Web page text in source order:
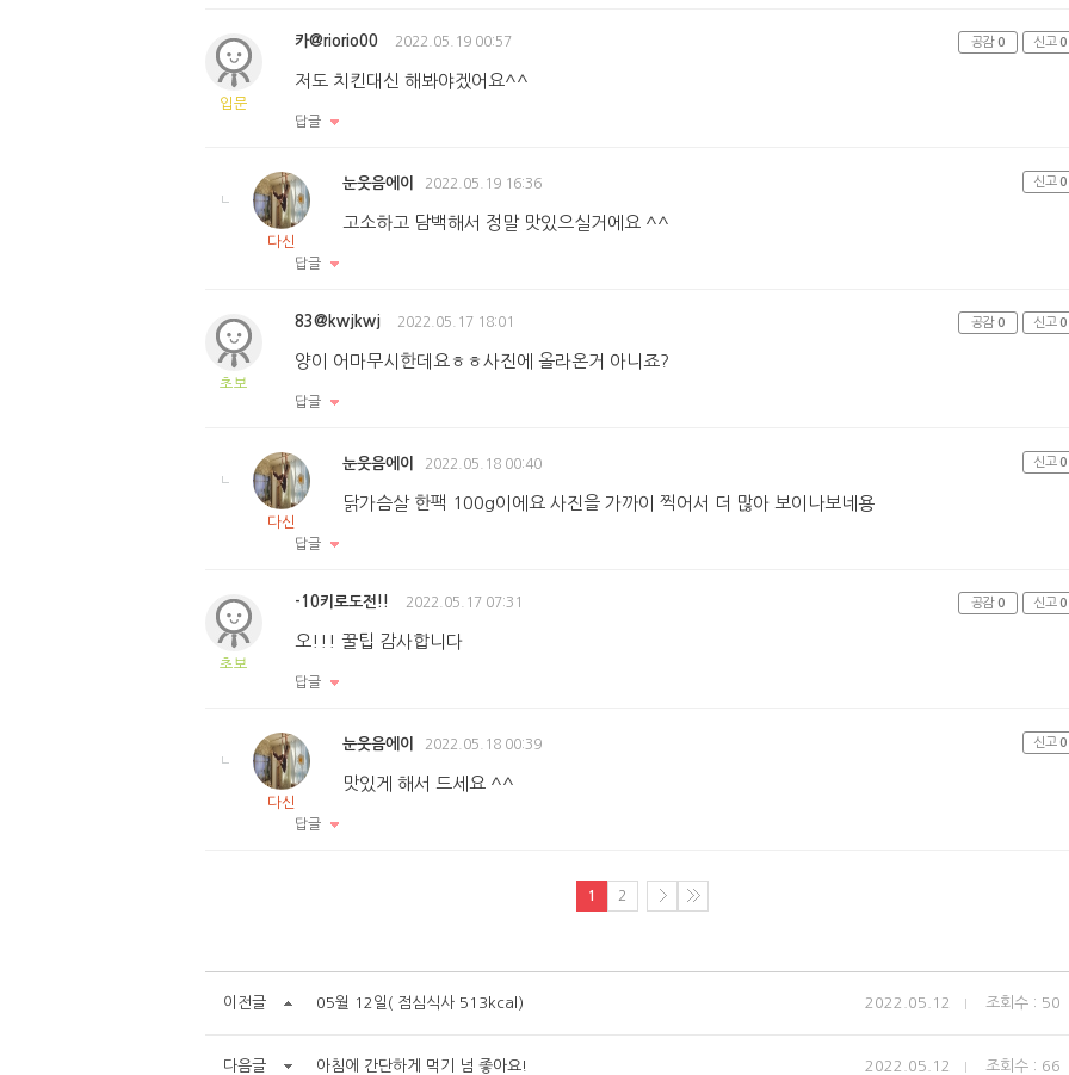
입문
카@riorio00 2022.05.19 00:57
저도 치킨대신 해봐야겠어요^^
답글
공감 0 신고 0
다신
눈웃음에이 2022.05.19 16:36
고소하고 담백해서 정말 맛있으실거에요 ^^
신고 0
답글
초보
83@kwjkwj 2022.05.17 18:01
양이 어마무시한데요ㅎㅎ사진에 올라온거 아니죠?
답글
공감 0 신고 0
다신
눈웃음에이 2022.05.18 00:40
닭가슴살 한팩 100g이에요 사진을 가까이 찍어서 더 많아 보이나보네용
신고 0
답글
초보
-10키로도전!! 2022.05.17 07:31
오!!! 꿀팁 감사합니다
답글
공감 0 신고 0
다신
눈웃음에이 2022.05.18 00:39
맛있게 해서 드세요 ^^
신고 0
답글
1 2
이전글 05월 12일( 점심식사 513kcal) 2022.05.12 조회수 : 50
다음글 아침에 간단하게 먹기 넘 좋아요! 2022.05.12 조회수 : 66